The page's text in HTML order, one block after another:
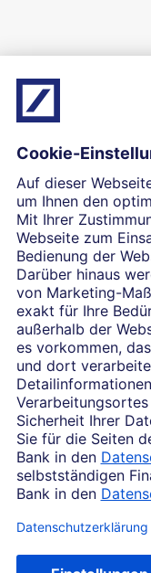
Das
auf der
Sie der Nutzung
anschließend auf